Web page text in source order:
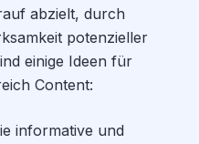
abzielt, durch
potenzieller
einige Ideen für
Content:
informative und